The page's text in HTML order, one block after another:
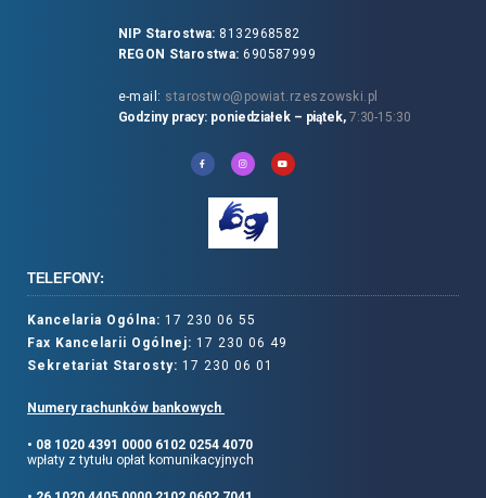
NIP Starostwa: 8132968582
REGON Starostwa: 690587999
e-mail: starostwo@powiat.rzeszowski.pl
Godziny pracy: poniedziałek – piątek, 7:30-15:30
TELEFONY:
Kancelaria Ogólna: 17 230 06 55
Fax Kancelarii Ogólnej: 17 230 06 49
Sekretariat Starosty: 17 230 06 01
Numery rachunków bankowych
• 08 1020 4391 0000 6102 0254 4070
wpłaty z tytułu opłat komunikacyjnych